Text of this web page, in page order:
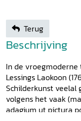
Terug
Beschrijving
In de
Lessings Laokoon
Schilderkunst veelal
volgens het vaak
adagium ut pictura